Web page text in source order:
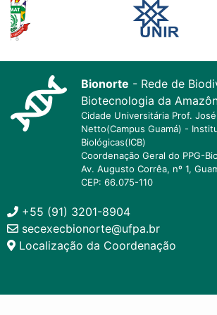
Bionorte - Rede de
Biotecnologia da
Cidade Universitária Prof.
Netto(Campus Guamá) -
Biológicas(ICB)
Coordenação Geral do PPG-
Av. Augusto Corrêa, nº 1,
CEP: 66.075-110
+55 (91) 3201-8904
secexecbionorte@ufpa.br
Localização da Coordenação